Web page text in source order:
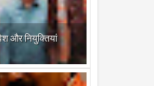
और नियुक्तियां